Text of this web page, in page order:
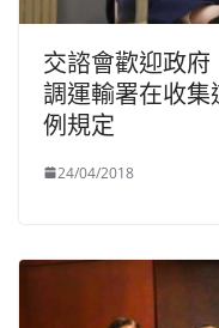
交諮會歡迎政
調運輸署在收
例規定
24/04/2018